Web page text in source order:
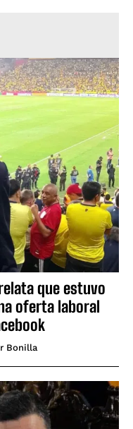
que estuvo
oferta laboral
Bonilla